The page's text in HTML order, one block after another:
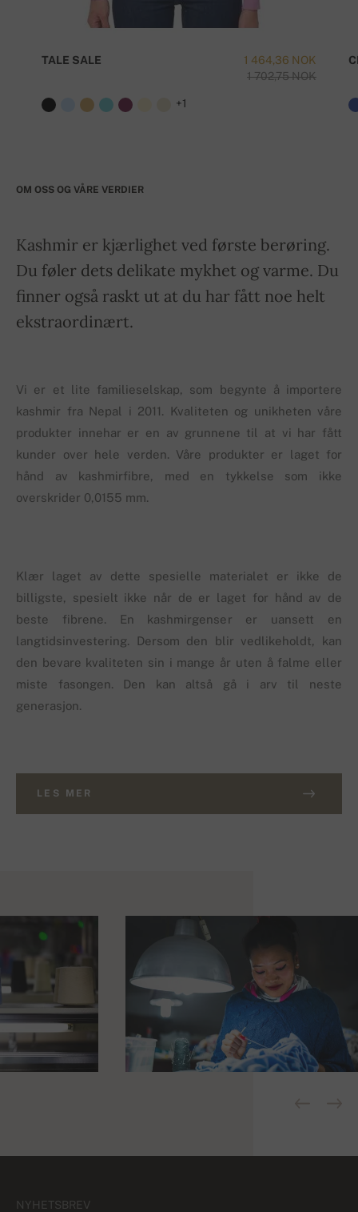
1 464,36 NOK
1 702,75 NOK
TALE SALE
+1
OM OSS OG VÅRE VERDIER
Kashmir er kjærlighet ved første berøring.
Du føler dets delikate mykhet og varme. Du
finner også raskt ut at du har fått noe helt
ekstraordinært.
Vi er et lite familieselskap, som begynte å importere
kashmir fra Nepal i 2011. Kvaliteten og unikheten våre
produkter innehar er en av grunnene til at vi har fått
kunder over hele verden. Våre produkter er laget for
hånd av kashmirfibre, med en tykkelse som ikke
overskrider 0,0155 mm.
Klær laget av dette spesielle materialet er ikke de
billigste, spesielt ikke når de er laget for hånd av de
beste fibrene. En kashmirgenser er uansett en
langtidsinvestering. Dersom den blir vedlikeholdt, kan
den bevare kvaliteten sin i mange år uten å falme eller
miste fasongen. Den kan altså gå i arv til neste
generasjon.
LES MER
NYHETSBREV